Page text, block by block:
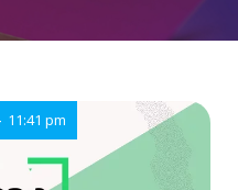
11:41 pm